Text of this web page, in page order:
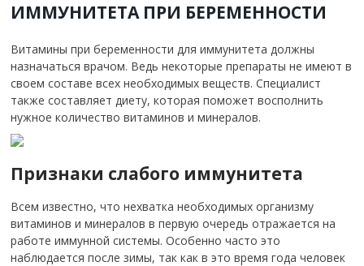
ИММУНИТЕТА ПРИ БЕРЕМЕННОСТИ
Витамины при беременности для иммунитета должны
назначаться врачом. Ведь некоторые препараты не имеют в
своем составе всех необходимых веществ. Специалист
также составляет диету, которая поможет восполнить
нужное количество витаминов и минералов.
Признаки слабого иммунитета
Всем известно, что нехватка необходимых организму
витаминов и минералов в первую очередь отражается на
работе иммунной системы. Особенно часто это
наблюдается после зимы, так как в это время года человек